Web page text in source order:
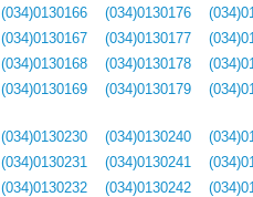
(034)0130166
(034)0130167
(034)0130168
(034)0130169
(034)0130176
(034)0130177
(034)0130178
(034)0130179
(034)0130230
(034)0130231
(034)0130232
(034)0130240
(034)0130241
(034)0130242